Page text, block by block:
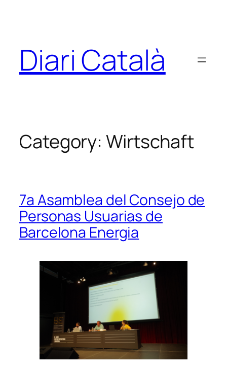
Diari Català
Category: Wirtschaft
7a Asamblea del Consejo de
Personas Usuarias de
Barcelona Energia